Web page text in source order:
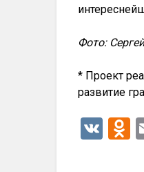
Фото:
* Проект
развитие
VK